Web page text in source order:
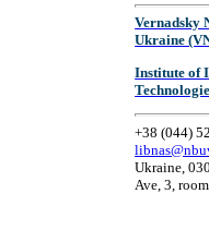
Vernadsky
Ukraine
Institute of
+38 (044)
Ukraine,
Ave, 3,